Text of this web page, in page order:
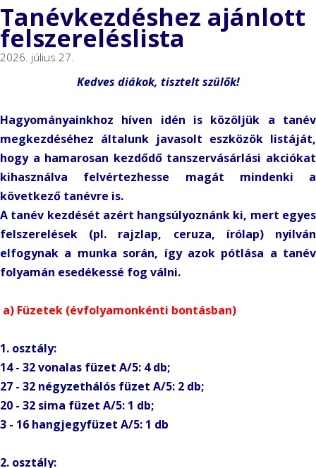
Tanévkezdéshez ajánlott
felszereléslista
2026. július 27.
Kedves diákok, tisztelt szülők!
Hagyományainkhoz híven idén is közöljük a tanév
megkezdéséhez általunk javasolt eszközök listáját,
hogy a hamarosan kezdődő tanszervásárlási akciókat
kihasználva felvértezhesse magát mindenki a
következő tanévre is.
A tanév kezdését azért hangsúlyoznánk ki, mert egyes
felszerelések (pl. rajzlap, ceruza, írólap) nyilván
elfogynak a munka során, így azok pótlása a tanév
folyamán esedékessé fog válni.
a) Füzetek (évfolyamonkénti bontásban)
1. osztály:
14 - 32 vonalas füzet A/5: 4 db;
27 - 32 négyzethálós füzet A/5: 2 db;
20 - 32 sima füzet A/5: 1 db;
3 - 16 hangjegyfüzet A/5: 1 db
2. osztály: